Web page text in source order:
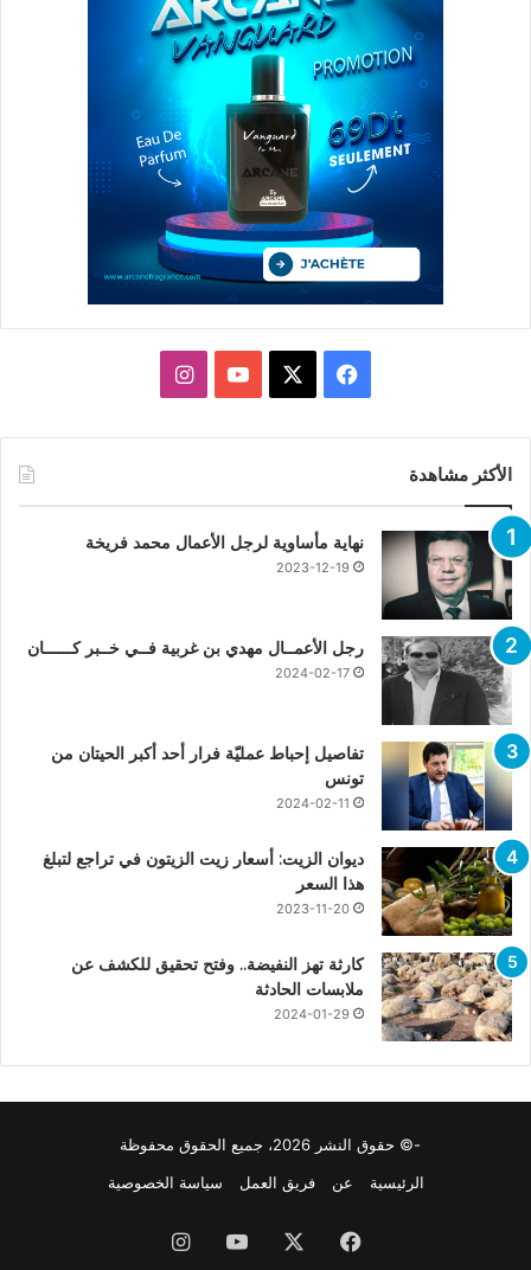
فيسبوك يوتيوبانستقرام
الأكثر مشاهدة
نهاية مأساوية لرجل الأعمال محمد فريخة
2023-12-19
رجل الأعمــال مهدي بن غربية فــي خــبر كــــــان
2024-02-17
تفاصيل إحباط عمليّة فرار أحد أكبر الحيتان من
تونس
2024-02-11
ديوان الزيت: أسعار زيت الزيتون في تراجع لتبلغ
هذا السعر
2023-11-20
كارثة تهز النفيضة.. وفتح تحقيق للكشف عن
ملابسات الحادثة
2024-01-29
-© حقوق النشر 2026، جميع الحقوق محفوظة
الرئيسية
عن فريق العمل سياسة الخصوصية
فيسبوك يوتيوبانستقرام